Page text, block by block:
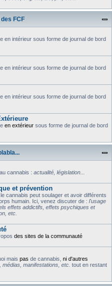
FCF
en intérieur sous forme de journal de bord
en intérieur sous forme de journal de bord
en intérieur sous forme de journal de bord
en extérieur sous forme de journal de bord
cannabis : actualité, législation...
et prévention
cannabis peut soulager et avoir différents
humain. Ici, venez discuter de : l'usage
effets addictifs, effets psychiques et
etc.
des sites de la communauté
mais pas de cannabis, ni d'autres
médias, manifestations, etc. tout en restant